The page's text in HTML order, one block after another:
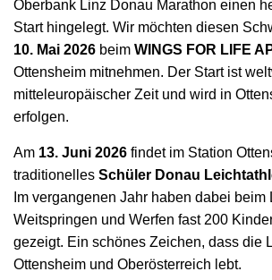
Oberbank Linz Donau Marathon einen
Start hingelegt. Wir möchten diesen
10. Mai 2026 beim WINGS FOR LIFE
Ottensheim mitnehmen. Der Start ist
mitteleuropäischer Zeit und wird in
erfolgen.
Am 13. Juni 2026 findet im Station
traditionelles Schüler Donau
Im vergangenen Jahr haben dabei beim
Weitspringen und Werfen fast 200
gezeigt. Ein schönes Zeichen, dass die
Ottensheim und Oberösterreich lebt.